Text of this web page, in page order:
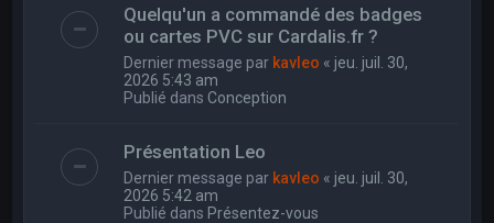
Quelqu'un a commandé des badges
ou cartes PVC sur Cardalis.fr ?
Dernier message par kavleo « jeu. juil. 30,
2026 5:43 am
Publié dans Conception
Présentation Leo
Dernier message par kavleo « jeu. juil. 30,
2026 5:42 am
Publié dans Présentez-vous